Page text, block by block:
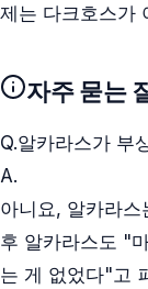
제는 다크호스가
자주 묻는
Q.알카라스가 부
A.
아니요, 알카라
후 알카라스도 "
는 게 없었다"고